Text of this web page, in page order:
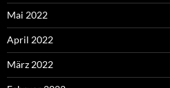
Mai 2022
April 2022
März 2022